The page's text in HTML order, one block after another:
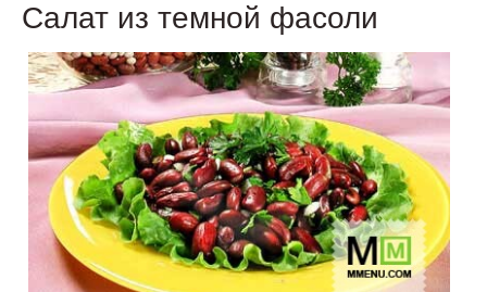
Салат из темной фасоли